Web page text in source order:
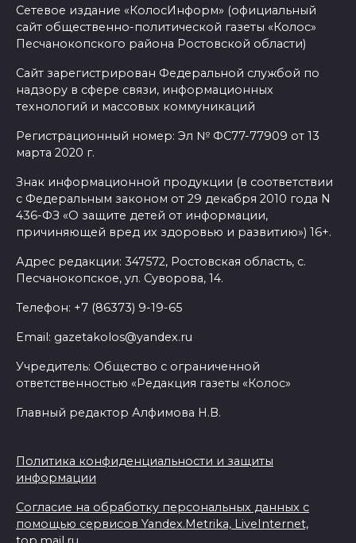
Сетевое издание «КолосИнформ» (официальный
сайт общественно-политической газеты «Колос»
Песчанокопского района Ростовской области)
Сайт зарегистрирован Федеральной службой по
надзору в сфере связи, информационных
технологий и массовых коммуникаций
Регистрационный номер: Эл № ФС77-77909 от 13
марта 2020 г.
Знак информационной продукции (в соответствии
с Федеральным законом от 29 декабря 2010 года N
436-ФЗ «О защите детей от информации,
причиняющей вред их здоровью и развитию») 16+.
Адрес редакции: 347572, Ростовская область, с.
Песчанокопское, ул. Суворова, 14.
Телефон: +7 (86373) 9-19-65
Email: gazetakolos@yandex.ru
Учредитель: Общество с ограниченной
ответственностью «Редакция газеты «Колос»
Главный редактор Алфимова Н.В.
Политика конфиденциальности и защиты
информации
Согласие на обработку персональных данных с
помощью сервисов Yandex.Metrika, LiveInternet,